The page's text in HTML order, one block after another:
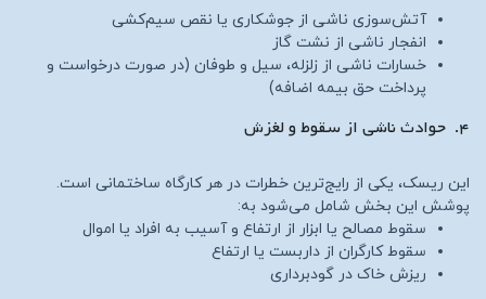
آتش‌سوزی ناشی از جوشکاری یا نقص سیم‌کشی
انفجار ناشی از نشت گاز
خسارات ناشی از زلزله، سیل و طوفان (در صورت درخواست و
پرداخت حق بیمه اضافه)
۴. حوادث ناشی از سقوط و لغزش
این ریسک، یکی از رایج‌ترین خطرات در هر کارگاه ساختمانی است.
پوشش این بخش شامل می‌شود به:
سقوط مصالح یا ابزار از ارتفاع و آسیب به افراد یا اموال
سقوط کارگران از داربست یا ارتفاع
ریزش خاک در گودبرداری